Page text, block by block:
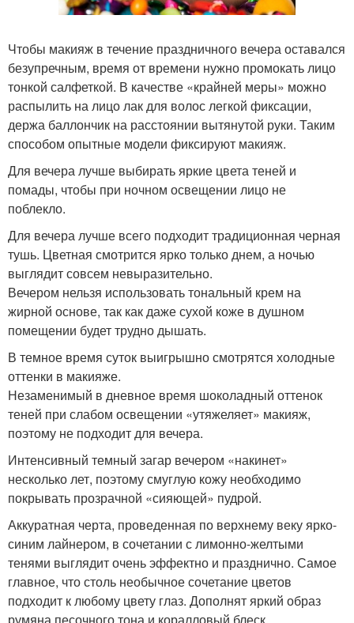
Чтобы макияж в течение праздничного вечера оставался
безупречным, время от времени нужно промокать лицо
тонкой салфеткой. В качестве «крайней меры» можно
распылить на лицо лак для волос легкой фиксации,
держа баллончик на расстоянии вытянутой руки. Таким
способом опытные модели фиксируют макияж.
Для вечера лучше выбирать яркие цвета теней и
помады, чтобы при ночном освещении лицо не
поблекло.
Для вечера лучше всего подходит традиционная черная
тушь. Цветная смотрится ярко только днем, а ночью
выглядит совсем невыразительно.
Вечером нельзя использовать тональный крем на
жирной основе, так как даже сухой коже в душном
помещении будет трудно дышать.
В темное время суток выигрышно смотрятся холодные
оттенки в макияже.
Незаменимый в дневное время шоколадный оттенок
теней при слабом освещении «утяжеляет» макияж,
поэтому не подходит для вечера.
Интенсивный темный загар вечером «накинет»
несколько лет, поэтому смуглую кожу необходимо
покрывать прозрачной «сияющей» пудрой.
Аккуратная черта, проведенная по верхнему веку ярко-
синим лайнером, в сочетании с лимонно-желтыми
тенями выглядит очень эффектно и празднично. Самое
главное, что столь необычное сочетание цветов
подходит к любому цвету глаз. Дополнят яркий образ